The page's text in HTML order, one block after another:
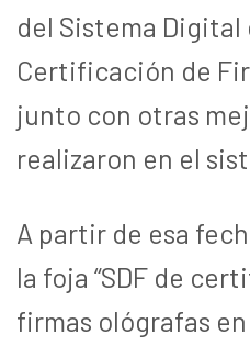
del Sistema Digital
Certificación de
junto con otras
realizaron en el
A partir de esa
la foja “SDF de
firmas ológrafas